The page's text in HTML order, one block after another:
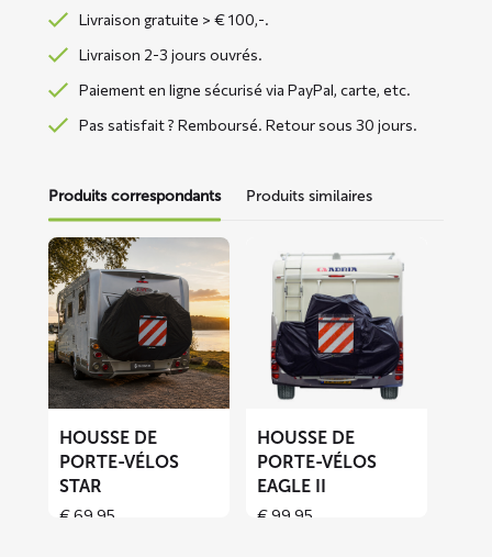
Livraison gratuite > € 100,-.
Livraison 2-3 jours ouvrés.
Paiement en ligne sécurisé via PayPal, carte, etc.
Pas satisfait ? Remboursé. Retour sous 30 jours.
Produits correspondants Produits similaires
En
savoir
plus
sur
Housse
porte-
vélos
STAR
HOUSSE DE
PORTE-VÉLOS
STAR
€69,95
savoir
Housse
vélos
EAGLE
HOUSSE DE
PORTE-VÉLOS
EAGLE II
€99,95